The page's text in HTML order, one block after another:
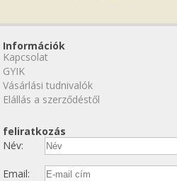
Információk
Kapcsolat
GYIK
Vásárlási tudnivalók
Elállás a szerződéstől
feliratkozás
Név:
Email: